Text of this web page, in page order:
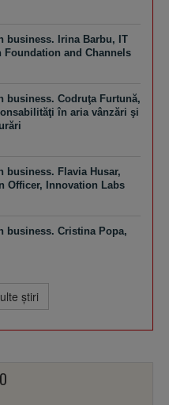
business. Irina Barbu, IT
Foundation and Channels
business. Codruţa Furtună,
în aria vânzări şi
business. Flavia Husar,
Officer, Innovation Labs
business. Cristina Popa,
ştiri